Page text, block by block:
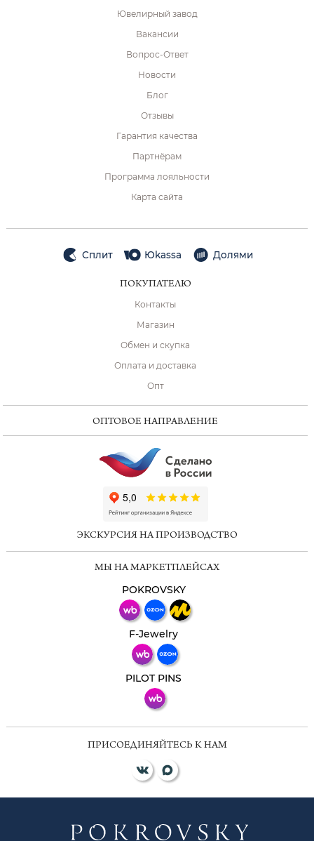
Ювелирный завод
Вакансии
Вопрос-Ответ
Новости
Блог
Отзывы
Гарантия качества
Партнёрам
Программа лояльности
Карта сайта
Сплит Юkassa Долями
ПОКУПАТЕЛЮ
Контакты
Магазин
Обмен и скупка
Оплата и доставка
Опт
ОПТОВОЕ НАПРАВЛЕНИЕ
ЭКСКУРСИЯ НА ПРОИЗВОДСТВО
МЫ НА МАРКЕТПЛЕЙСАХ
POKROVSKY
F-Jewelry
PILOT PINS
ПРИСОЕДИНЯЙТЕСЬ К НАМ